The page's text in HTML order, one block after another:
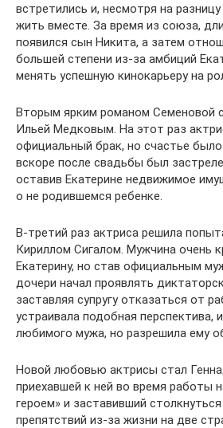
встретились и, несмотря на
жить вместе. За время из союза,
появился сын Никита, а затем
большей степени из-за амбиций
менять успешную кинокарьеру на
Вторым ярким романом Семеновой
Ильей Медковым. На этот раз
официальный брак, но счастье было
вскоре после свадьбы был
оставив Екатерине недвижимое
о не родившемся ребенке.
В-третий раз актриса решила
Кириллом Сигалом. Мужчина очень
Екатерину, но став официальным
дочери начал проявлять
заставляя супругу отказаться от
устраивала подобная перспектива,
любимого мужа, но разрешила ему
Новой любовью актрисы стал
приехавшей к ней во время работы
героем» и заставивший
препятствий из-за жизни на две